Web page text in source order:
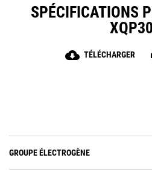
SPÉCIFICATIONS
cloud_download TÉLÉCHARGER
GROUPE ÉLECTROGÈNE